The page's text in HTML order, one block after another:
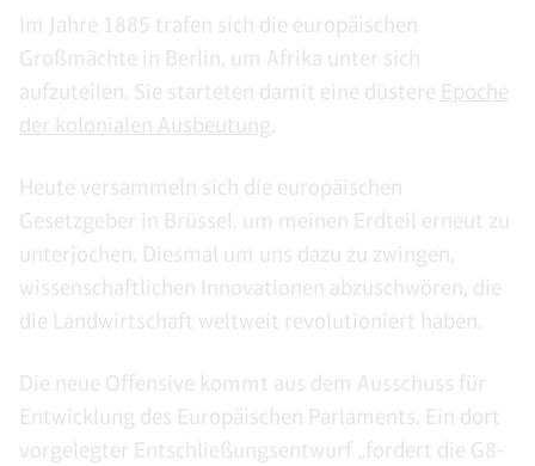
Im Jahre 1885 trafen sich die europäischen
Großmächte in Berlin, um Afrika unter sich
aufzuteilen. Sie starteten damit eine düstere Epoche
der kolonialen Ausbeutung
Heute versammeln sich die europäischen
Gesetzgeber in Brüssel, um meinen Erdteil erneut zu
unterjochen. Diesmal um uns dazu zu zwingen,
wissenschaftlichen Innovationen abzuschwören, die
die Landwirtschaft weltweit revolutioniert haben.
Die neue Offensive kommt aus dem Ausschuss für
Entwicklung des Europäischen Parlaments. Ein dort
vorgelegter Entschließungsentwurf „fordert die G8-